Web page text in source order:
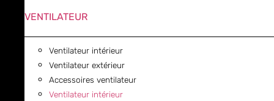
VENTILATEUR
Ventilateur intérieur
Ventilateur extérieur
Accessoires ventilateur
Ventilateur intérieur